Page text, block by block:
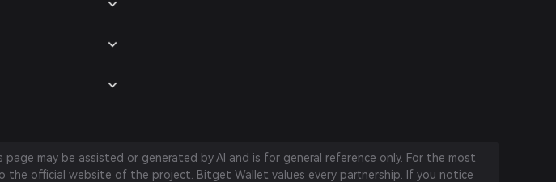
page may be assisted or generated by AI and is for general reference only. For the most
official website of the project. Bitget Wallet values every partnership. If you notice